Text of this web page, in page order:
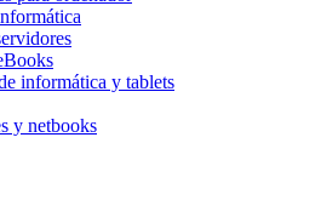
informática y tablets
y netbooks